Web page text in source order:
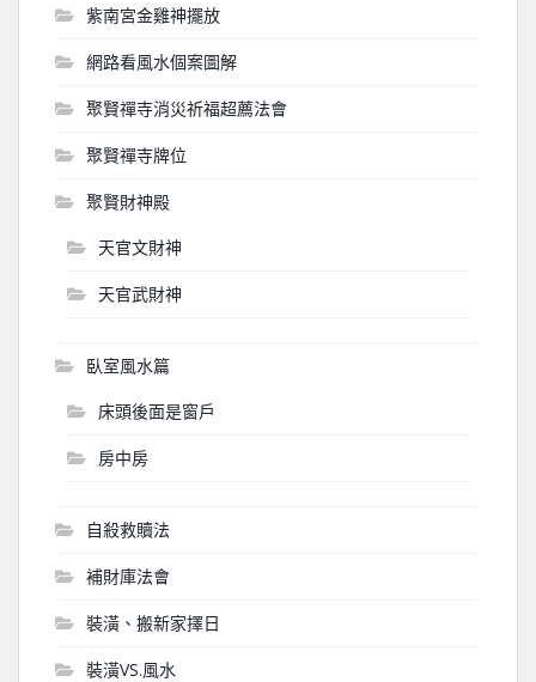
紫南宮金雞神擺放
網路看風水個案圖解
聚賢禪寺消災祈福超薦法會
聚賢禪寺牌位
聚賢財神殿
天官文財神
天官武財神
臥室風水篇
床頭後面是窗戶
房中房
自殺救贖法
補財庫法會
裝潢、搬新家擇日
裝潢VS.風水